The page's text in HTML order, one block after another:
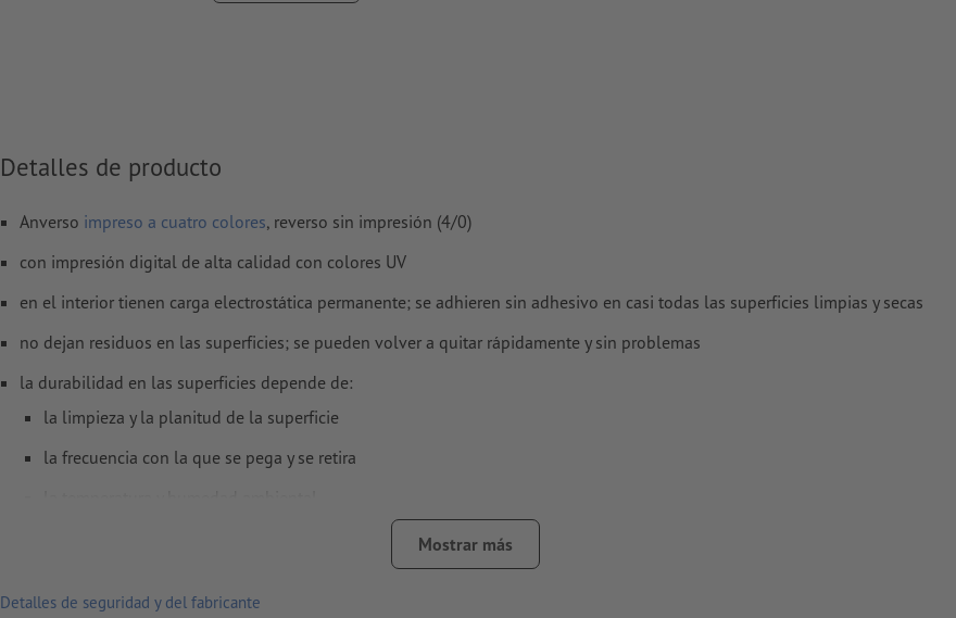
El contenido en loscampos de formulario
¿Cómo creo archivos de impresión correctamente?
Detalles de producto
Anverso impreso a cuatro colores, reverso sin impresión (4/0)
con impresión digital de alta calidad con colores UV
en el interior tienen carga electrostática permanente; se adhieren sin adhesivo en casi todas las superficies limpias y secas
no dejan residuos en las superficies; se pueden volver a quitar rápidamente y sin problemas
la durabilidad en las superficies depende de:
la limpieza y la planitud de la superficie
la frecuencia con la que se pega y se retira
Nota: en los adhesivos transparentes no se puede imprimir el blanco; las zonas blancas en la plantilla de impresión
Mostrar más
Detalles de seguridad y del fabricante